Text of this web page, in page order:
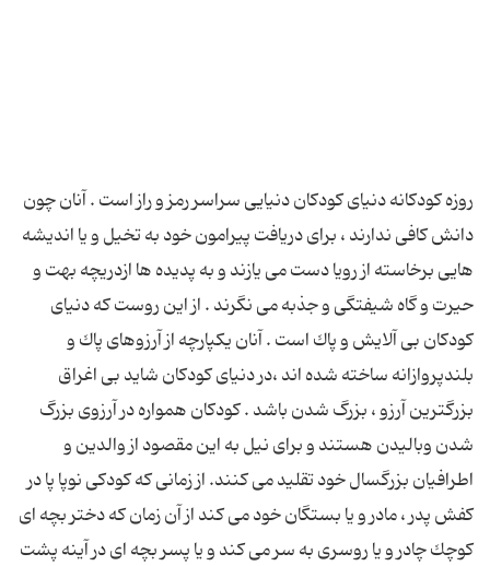
روزه كودكانه دنیای كودكان دنیایی سراسر رمز و راز است . آنان چون
دانش كافی ندارند ، برای دریافت پیرامون خود به تخیل و یا اندیشه
هایی برخاسته از رویا دست می یازند و به پدیده ها ازدریچه بهت و
حیرت و گاه شیفتگی و جذبه می نگرند . از این روست كه دنیای
كودكان بی آلایش و پاك است . آنان یكپارچه از آرزوهای پاك و
بلندپروازانه ساخته شده اند ،در دنیای كودكان شاید بی اغراق
بزرگترین آرزو ، بزرگ شدن باشد . كودكان همواره در آرزوی بزرگ
شدن وبالیدن هستند و برای نیل به این مقصود از والدین و
اطرافیان بزرگسال خود تقلید می كنند. از زمانی كه كودكی نوپا پا در
كفش پدر ، مادر و یا بستگان خود می كند از آن زمان كه دختر بچه ای
كوچك چادر و یا روسری به سر می كند و یا پسر بچه ای در آینه پشت